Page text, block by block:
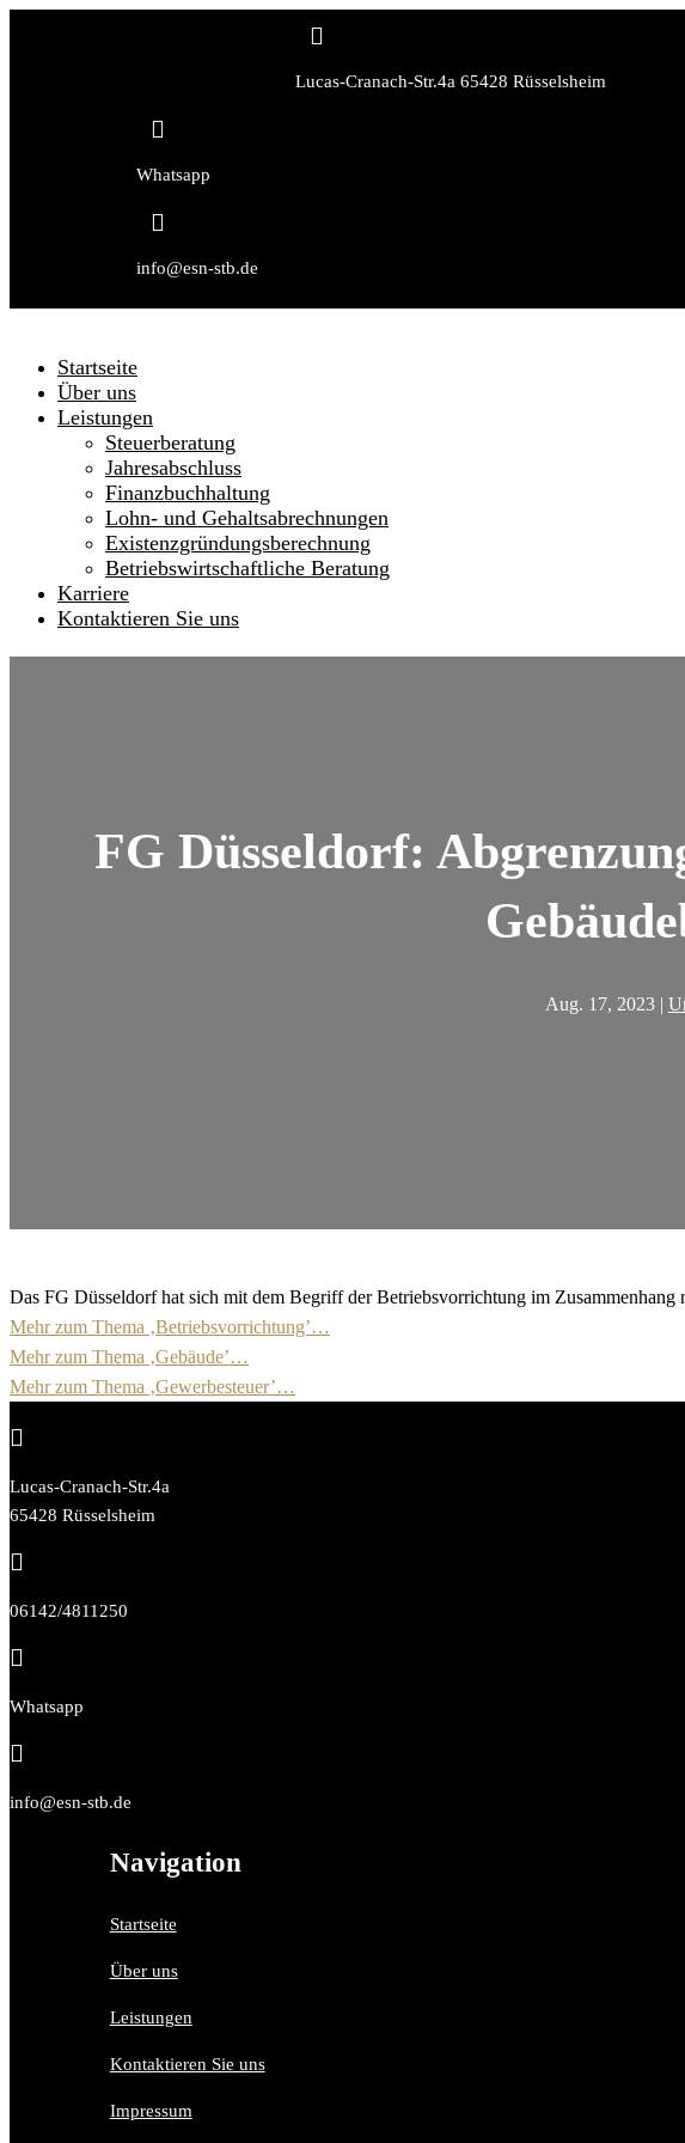

Lucas-Cranach-Str.4a 65428 Rüsselsheim

Whatsapp

info@esn-stb.de
Startseite
Über uns
Leistungen
Steuerberatung
Jahresabschluss
Finanzbuchhaltung
Lohn- und Gehaltsabrechnungen
Existenzgründungsberechnung
Betriebswirtschaftliche Beratung
Karriere
Kontaktieren Sie uns
FG Düsseldorf:
Aug. 17, 2023|
Das FG Düsseldorf hat sich mit dem Begriff der Betriebsvorrichtung im
Mehr zum Thema ‚Betriebsvorrichtung’…
Mehr zum Thema ‚Gebäude’…
Mehr zum Thema ‚Gewerbesteuer’…

Lucas-Cranach-Str.4a
65428 Rüsselsheim

06142/4811250

Whatsapp

info@esn-stb.de
Navigation
Startseite
Über uns
Leistungen
Kontaktieren Sie uns
Impressum